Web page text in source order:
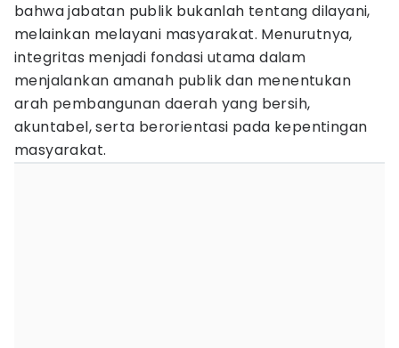
bahwa jabatan publik bukanlah tentang dilayani,
melainkan melayani masyarakat. Menurutnya,
integritas menjadi fondasi utama dalam
menjalankan amanah publik dan menentukan
arah pembangunan daerah yang bersih,
akuntabel, serta berorientasi pada kepentingan
masyarakat.